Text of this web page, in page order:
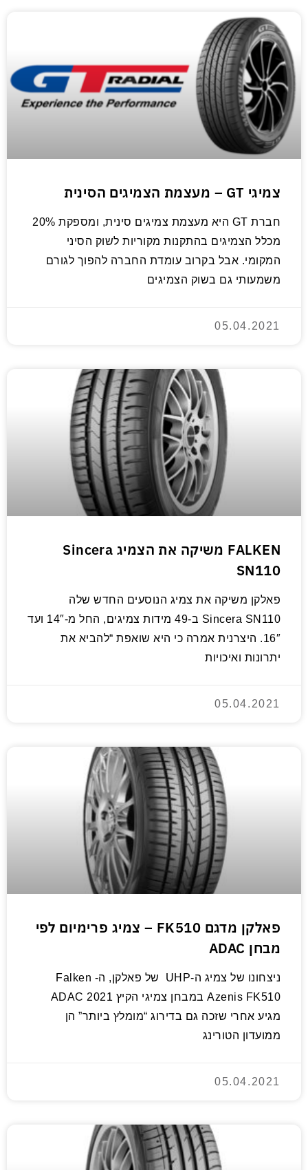
צמיגי GT – מעצמת הצמיגים הסינית
חברת GT היא מעצמת צמיגים סינית, ומספקת 20%
מכלל הצמיגים בהתקנות מקוריות לשוק הסיני
המקומי. אבל בקרוב עומדת החברה להפוך לגורם
משמעותי גם בשוק הצמיגים
05.04.2021
FALKEN משיקה את הצמיג Sincera
SN110
פאלקן משיקה את צמיג הנוסעים החדש שלה
Sincera SN110 ב-49 מידות צמיגים, החל מ-14″ ועד
16″. היצרנית אמרה כי היא שואפת “להביא את
יתרונות ואיכויות
05.04.2021
פאלקן מדגם FK510 – צמיג פרימיום לפי
מבחן ADAC
ניצחונו של צמיג ה-UHP של פאלקן, ה- Falken
Azenis FK510 במבחן צמיגי הקיץ ADAC 2021
מגיע אחרי שזכה גם בדירוג “מומלץ ביותר” הן
ממועדון הטורינג
05.04.2021